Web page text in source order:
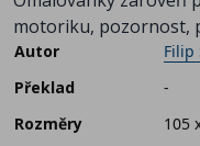
motoriku, pozornost,
Autor
Filip
Překlad
-
Rozměry
105